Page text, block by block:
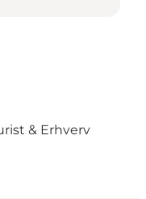
& Erhverv